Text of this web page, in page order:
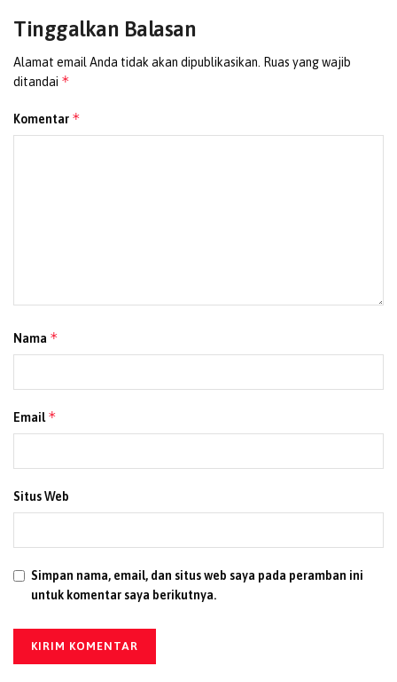
Putusan MK Yunus Wonda-Haris Yoku
Tinggalkan Balasan
Alamat email Anda tidak akan dipublikasikan.
Ruas yang wajib
ditandai *
Komentar *
Nama *
Email*
Situs Web
Simpan nama, email, dan situs web saya pada peramban ini
untuk komentar saya berikutnya.